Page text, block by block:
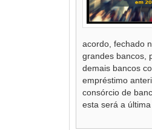
acordo, fechado
grandes bancos,
demais bancos
empréstimo
consórcio de
esta será a